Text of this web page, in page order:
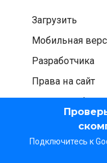
Подключитесь к
Загрузить
Мобильная
Разработчика
Права на сайт
Проверка